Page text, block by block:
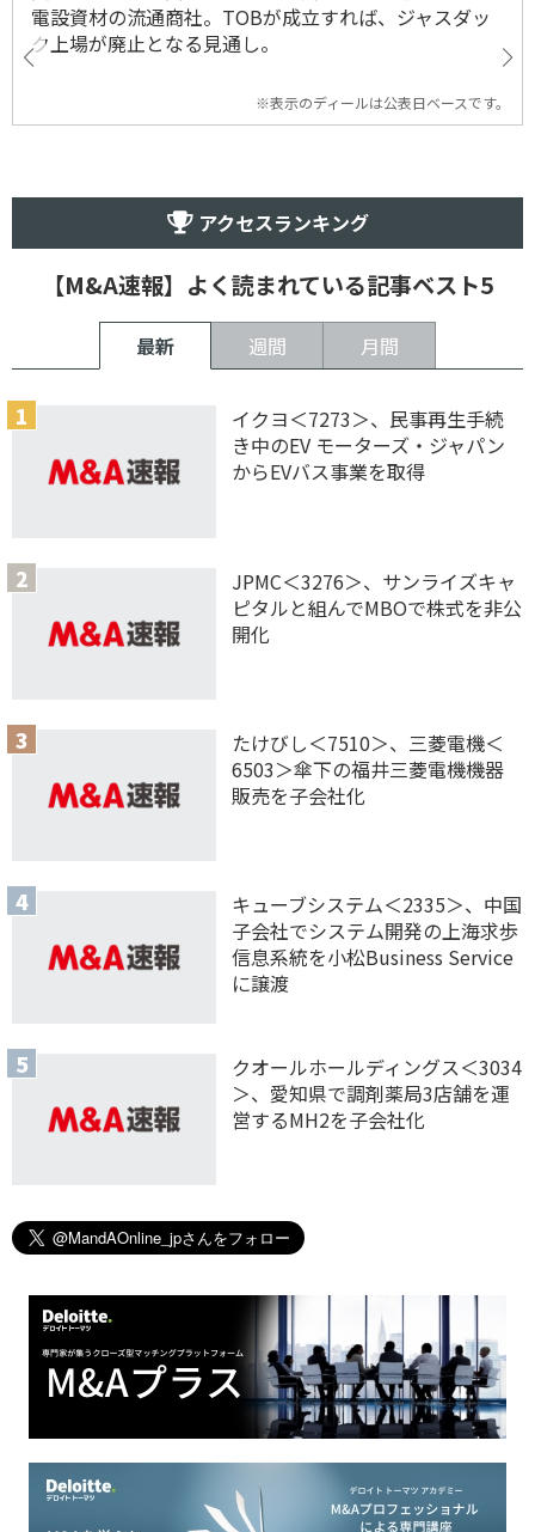
電設資材の流通商社。TOBが成立すれば、ジャスダッ
ク上場が廃止となる見通し。
※表示のディールは公表日ベースです。
アクセスランキング
【M&A速報】よく読まれている記事ベスト5
最新 週間 月間
イクヨ＜7273＞、民事再生手続
き中のEV モーターズ・ジャパン
からEVバス事業を取得
JPMC＜3276＞、サンライズキャ
ピタルと組んでMBOで株式を非公
開化
たけびし＜7510＞、三菱電機＜
6503＞傘下の福井三菱電機機器
販売を子会社化
キューブシステム＜2335＞、中国
子会社でシステム開発の上海求歩
信息系統を小松Business Service
に譲渡
クオールホールディングス＜3034
＞、愛知県で調剤薬局3店舗を運
営するMH2を子会社化